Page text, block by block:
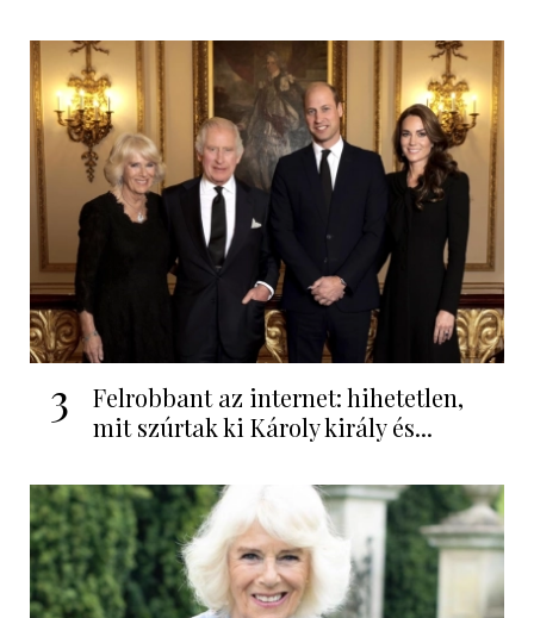
3
Felrobbant az internet: hihetetlen,
mit szúrtak ki Károly király és...